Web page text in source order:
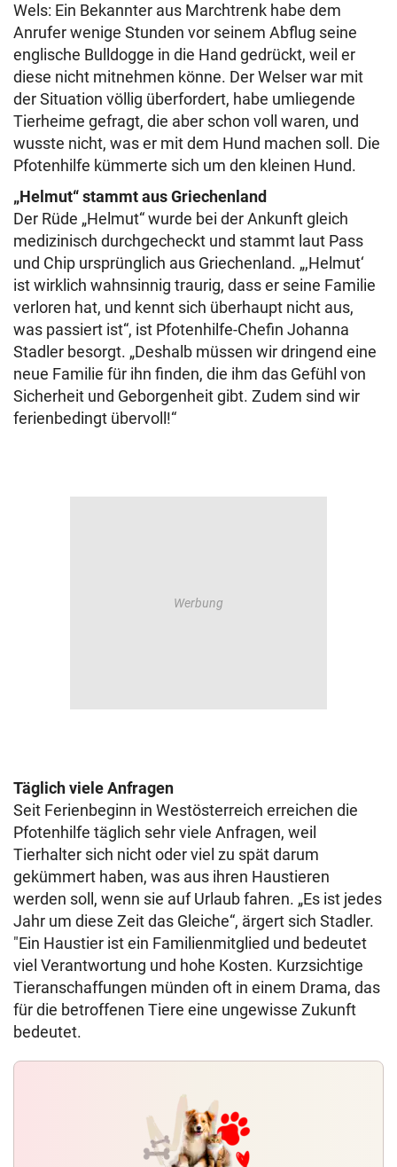
Wels: Ein Bekannter aus Marchtrenk habe dem
Anrufer wenige Stunden vor seinem Abflug seine
englische Bulldogge in die Hand gedrückt, weil er
diese nicht mitnehmen könne. Der Welser war mit
der Situation völlig überfordert, habe umliegende
Tierheime gefragt, die aber schon voll waren, und
wusste nicht, was er mit dem Hund machen soll. Die
Pfotenhilfe kümmerte sich um den kleinen Hund.
„Helmut“ stammt aus Griechenland
Der Rüde „Helmut“ wurde bei der Ankunft gleich
medizinisch durchgecheckt und stammt laut Pass
und Chip ursprünglich aus Griechenland. „,Helmut‘
ist wirklich wahnsinnig traurig, dass er seine Familie
verloren hat, und kennt sich überhaupt nicht aus,
was passiert ist“, ist Pfotenhilfe-Chefin Johanna
Stadler besorgt. „Deshalb müssen wir dringend eine
neue Familie für ihn finden, die ihm das Gefühl von
Sicherheit und Geborgenheit gibt. Zudem sind wir
ferienbedingt übervoll!“
Täglich viele Anfragen
Seit Ferienbeginn in Westösterreich erreichen die
Pfotenhilfe täglich sehr viele Anfragen, weil
Tierhalter sich nicht oder viel zu spät darum
gekümmert haben, was aus ihren Haustieren
werden soll, wenn sie auf Urlaub fahren. „Es ist jedes
Jahr um diese Zeit das Gleiche“, ärgert sich Stadler.
"Ein Haustier ist ein Familienmitglied und bedeutet
viel Verantwortung und hohe Kosten. Kurzsichtige
Tieranschaffungen münden oft in einem Drama, das
für die betroffenen Tiere eine ungewisse Zukunft
bedeutet.